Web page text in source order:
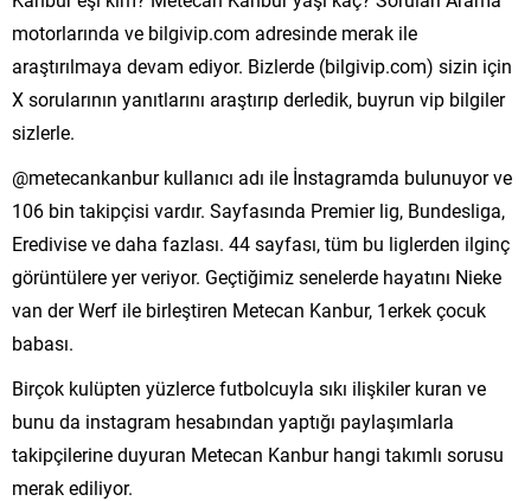
motorlarında ve bilgivip.com adresinde merak ile
araştırılmaya devam ediyor. Bizlerde (bilgivip.com) sizin için
X sorularının yanıtlarını araştırıp derledik, buyrun vip bilgiler
sizlerle.
@metecankanbur kullanıcı adı ile İnstagramda bulunuyor ve
106 bin takipçisi vardır. Sayfasında Premier lig, Bundesliga,
Eredivise ve daha fazlası. 44 sayfası, tüm bu liglerden ilginç
görüntülere yer veriyor. Geçtiğimiz senelerde hayatını Nieke
van der Werf ile birleştiren Metecan Kanbur, 1erkek çocuk
babası.
Birçok kulüpten yüzlerce futbolcuyla sıkı ilişkiler kuran ve
bunu da instagram hesabından yaptığı paylaşımlarla
takipçilerine duyuran Metecan Kanbur hangi takımlı sorusu
merak ediliyor.